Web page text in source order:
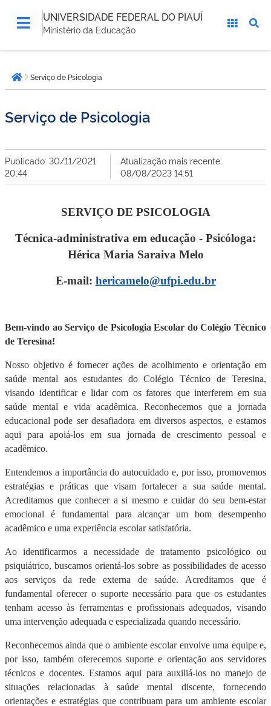
UNIVERSIDADE FEDERAL DO PIAUÍ
Ministério da Educação
está
aqui:Página inicial
Serviço de Psicologia
Serviço de Psicologia
Publicado: 30/11/2021
20:44
Atualização mais recente:
08/08/2023 14:51
SERVIÇO DE PSICOLOGIA
Técnica-administrativa em educação - Psicóloga:
Hérica Maria Saraiva Melo
E-mail: hericamelo@ufpi.edu.br
Bem-vindo ao Serviço de Psicologia Escolar do Colégio Técnico
de Teresina!
Nosso objetivo é fornecer ações de acolhimento e orientação em
saúde mental aos estudantes do Colégio Técnico de Teresina,
visando identificar e lidar com os fatores que interferem em sua
saúde mental e vida acadêmica. Reconhecemos que a jornada
educacional pode ser desafiadora em diversos aspectos, e estamos
aqui para apoiá-los em sua jornada de crescimento pessoal e
acadêmico.
Entendemos a importância do autocuidado e, por isso, promovemos
estratégias e práticas que visam fortalecer a sua saúde mental.
Acreditamos que conhecer a si mesmo e cuidar do seu bem-estar
emocional é fundamental para alcançar um bom desempenho
acadêmico e uma experiência escolar satisfatória.
Ao identificarmos a necessidade de tratamento psicológico ou
psiquiátrico, buscamos orientá-los sobre as possibilidades de acesso
aos serviços da rede externa de saúde. Acreditamos que é
fundamental oferecer o suporte necessário para que os estudantes
tenham acesso às ferramentas e profissionais adequados, visando
uma intervenção adequada e especializada quando necessário.
Reconhecemos ainda que o ambiente escolar envolve uma equipe e,
por isso, também oferecemos suporte e orientação aos servidores
técnicos e docentes. Estamos aqui para auxiliá-los no manejo de
situações relacionadas à saúde mental discente, fornecendo
orientações e estratégias que contribuam para um ambiente escolar